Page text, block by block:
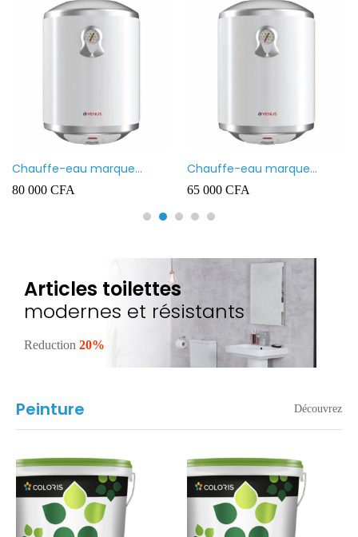
Chauffe-eau marque
VENUS 80L
80 000 CFA
Chauffe-eau marque
VENUS 50L
65 000 CFA
Articles toilettes
modernes et résistants
Reduction 20%
Peinture Découvrez